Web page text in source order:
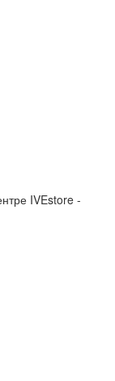
IVEstore -